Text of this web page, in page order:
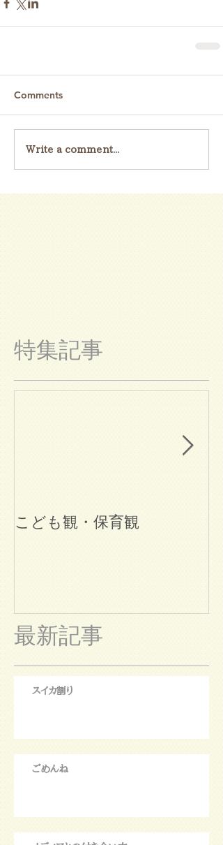
Comments
Write a comment...
特集記事
こども観・保育観
最新記事
スイカ割り
ごめんね